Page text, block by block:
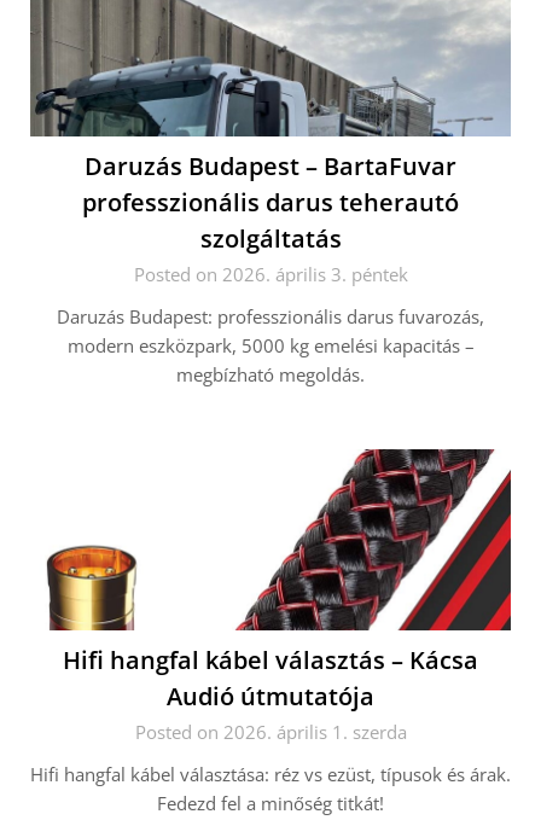
Daruzás Budapest – BartaFuvar
professzionális darus teherautó
szolgáltatás
Posted on 2026. április 3. péntek
Daruzás Budapest: professzionális darus fuvarozás,
modern eszközpark, 5000 kg emelési kapacitás –
megbízható megoldás.
Hifi hangfal kábel választás – Kácsa
Audió útmutatója
Posted on 2026. április 1. szerda
Hifi hangfal kábel választása: réz vs ezüst, típusok és árak.
Fedezd fel a minőség titkát!